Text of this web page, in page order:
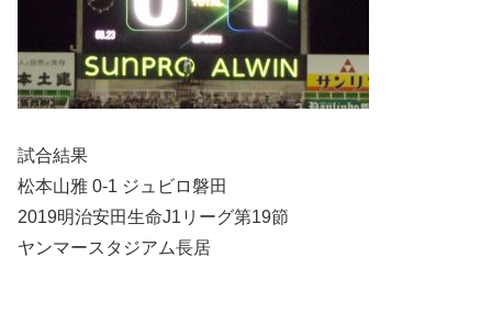
試合結果
松本山雅 0-1 ジュビロ磐田
2019明治安田生命J1リーグ第19節
ヤンマースタジアム長居